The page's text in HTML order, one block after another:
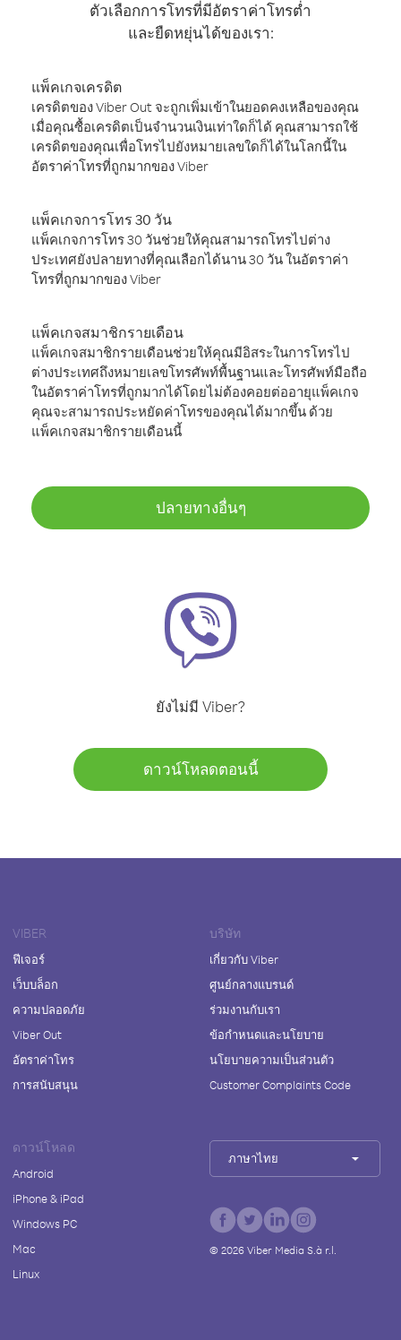
ตัวเลือกการโทรที่มีอัตราค่าโทรต่ำ
และยืดหยุ่นได้ของเรา:
แพ็คเกจเครดิต
เครดิตของ Viber Out จะถูกเพิ่มเข้าในยอดคงเหลือของคุณ
เมื่อคุณซื้อเครดิตเป็นจำนวนเงินเท่าใดก็ได้ คุณสามารถใช้
เครดิตของคุณเพื่อโทรไปยังหมายเลขใดก็ได้ในโลกนี้ใน
อัตราค่าโทรที่ถูกมากของ Viber
แพ็คเกจการโทร 30 วัน
แพ็คเกจการโทร 30 วันช่วยให้คุณสามารถโทรไปต่าง
ประเทศยังปลายทางที่คุณเลือกได้นาน 30 วัน ในอัตราค่า
โทรที่ถูกมากของ Viber
แพ็คเกจสมาชิกรายเดือน
แพ็คเกจสมาชิกรายเดือนช่วยให้คุณมีอิสระในการโทรไป
ต่างประเทศถึงหมายเลขโทรศัพท์พื้นฐานและโทรศัพท์มือถือ
ในอัตราค่าโทรที่ถูกมากได้โดยไม่ต้องคอยต่ออายุแพ็คเกจ
คุณจะสามารถประหยัดค่าโทรของคุณได้มากขึ้น ด้วย
แพ็คเกจสมาชิกรายเดือนนี้
ปลายทางอื่นๆ
ยังไม่มี Viber?
ดาวน์โหลดตอนนี้
VIBER
ฟีเจอร์
เว็บบล็อก
ความปลอดภัย
Viber Out
อัตราค่าโทร
การสนับสนุน
บริษัท
เกี่ยวกับ Viber
ศูนย์กลางแบรนด์
ร่วมงานกับเรา
ข้อกำหนดและนโยบาย
นโยบายความเป็นส่วนตัว
Customer Complaints Code
ดาวน์โหลด
Android
iPhone & iPad
Windows PC
Mac
Linux
ภาษาไทย
© 2026Viber Media S.à r.l.